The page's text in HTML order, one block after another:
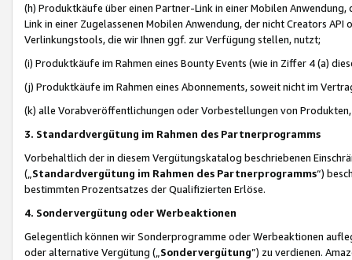
(h) Produktkäufe über einen Partner-Link in einer Mobilen
Link in einer Zugelassenen Mobilen Anwendung, der nicht Creators
Verlinkungstools, die wir Ihnen ggf. zur Verfügung stellen, nutzt;
(i) Produktkäufe im Rahmen eines Bounty Events (wie in Ziffer 4 (a)
(j) Produktkäufe im Rahmen eines Abonnements, soweit nicht im
(k) alle Vorabveröffentlichungen oder Vorbestellungen von
3. Standardvergütung im Rahmen des Partnerprogramms
Vorbehaltlich der in diesem Vergütungskatalog beschriebenen
(„ Standardvergütung im Rahmen des Partnerprogramms“)
bestimmten Prozentsatzes der Qualifizierten Erlöse.
4. Sondervergütung oder Werbeaktionen
Gelegentlich können wir Sonderprogramme oder Werbeaktionen
oder alternative Vergütung („ Sondervergütung”) zu verdienen.